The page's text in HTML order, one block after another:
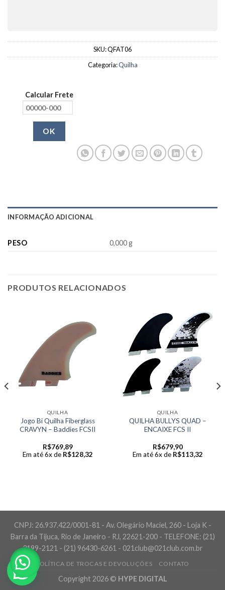
SKU:QFAT06
Categoria:Quilha
Calcular Frete
OK
INFORMAÇÃO ADICIONAL
PESO 0,000 g
PRODUTOS RELACIONADOS
QUILHA
Jogo Bi Quilha Fiberglass
CRAVYN – Baddies FCSII
R$769,89
Em até 6x de R$128,32
QUILHA
QUILHA BULLYS QUAD –
ENCAIXE FCS II
R$679,90
Em até 6x de R$113,32
CNPJ: 26.937.422/0001-81 - Av. Olegário Maciel, 260 - Loja K -
Barra da Tijuca, Rio de Janeiro - RJ, 22621-200 - TELEFONE: (21)
3199-2121 - (21) 96430-6261 - 021club@021club.com.br
POLÍTICA DE TROCAS E DEVOLUÇÕES CONTATO
Copyright 2026 © HYPE DIGITAL